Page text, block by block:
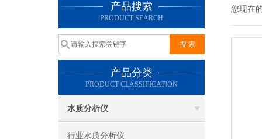
产品搜索
PRODUCT SEARCH
产品分类
PRODUCT CLASSIFICATION
水质分析仪
行业水质分析仪
您现在